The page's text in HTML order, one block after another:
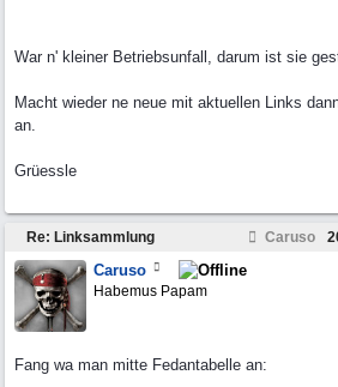
War n' kleiner Betriebsunfall, darum ist sie
Macht wieder ne neue mit aktuellen Links
an.
Grüessle
Re: Linksammlung Caruso
Caruso
Habemus Papam
Fang wa man mitte Fedantabelle an: